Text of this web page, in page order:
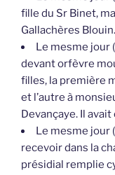
fille du Sr Binet,
Gallachères Blouin.
Le mesme jour
devant orfèvre
filles, la première
et l’autre à
Devançaye. Il
Le mesme jour
recevoir dans la
présidial remplie